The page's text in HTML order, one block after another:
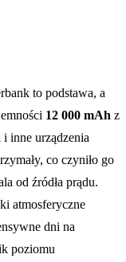
to podstawa, a
12 000 mAh z
i inne urządzenia
co czyniło go
od źródła prądu.
atmosferyczne
dni na
poziomu